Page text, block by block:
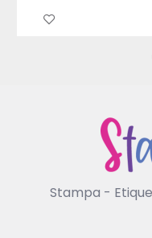
Stampa -